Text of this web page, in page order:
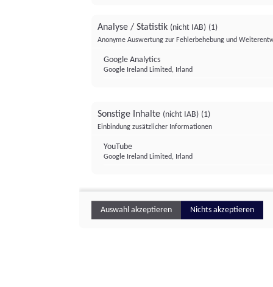
Analyse / Statistik (nicht IAB) (1)
Anonyme Auswertung zur Fehlerbehebung und
Google Analytics
Google Ireland Limited, Irland
Sonstige Inhalte (nicht IAB) (1)
Einbindung zusätzlicher Informationen
YouTube
Google Ireland Limited, Irland
Auswahl akzeptieren Nichts akzeptieren